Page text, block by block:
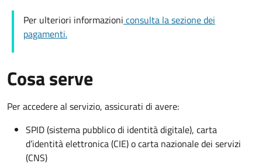
Per ulteriori informazioni consulta la sezione dei
pagamenti.
Cosa serve
Per accedere al servizio, assicurati di avere:
SPID (sistema pubblico di identità digitale), carta
d’identità elettronica (CIE) o carta nazionale dei servizi
(CNS)